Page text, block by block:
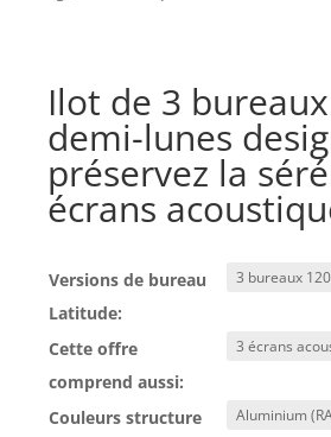
Ilot de 3
demi-lunes
préservez la
écrans
Versions de bureau
Latitude:
Cette offre
comprend aussi:
Couleurs structure